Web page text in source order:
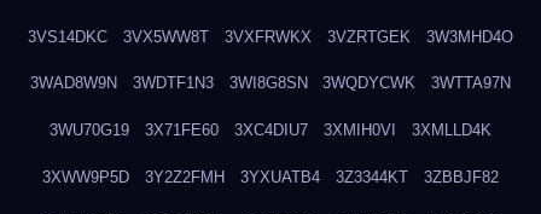
3VS14DKC 3VX5WW8T 3VXFRWKX 3VZRTGEK 3W3MHD4O
3WAD8W9N 3WDTF1N3 3WI8G8SN 3WQDYCWK 3WTTA97N
3WU70G19 3X71FE60 3XC4DIU7 3XMIH0VI 3XMLLD4K
3XWW9P5D 3Y2Z2FMH 3YXUATB4 3Z3344KT 3ZBBJF82